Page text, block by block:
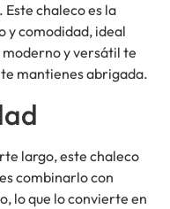
. Este chaleco es la
y comodidad, ideal
moderno y versátil te
mantienes abrigada.
largo, este chaleco
combinarlo con
lo que lo convierte en